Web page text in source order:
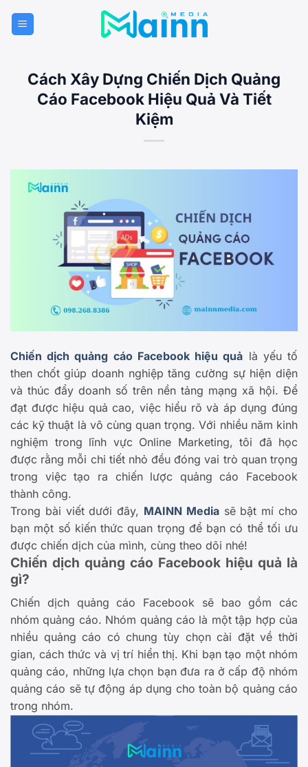
qua
Cách Xây Dựng Chiến Dịch Quảng
Cáo Facebook Hiệu Quả Và Tiết
Kiệm
Chiến dịch quảng cáo Facebook hiệu quả là yếu tố
then chốt giúp doanh nghiệp tăng cường sự hiện diện
và thúc đẩy doanh số trên nền tảng mạng xã hội. Để
đạt được hiệu quả cao, việc hiểu rõ và áp dụng đúng
các kỹ thuật là vô cùng quan trọng. Với nhiều năm kinh
nghiệm trong lĩnh vực Online Marketing, tôi đã học
được rằng mỗi chi tiết nhỏ đều đóng vai trò quan trọng
trong việc tạo ra chiến lược quảng cáo Facebook
thành công.
Trong bài viết dưới đây, MAINN Mediasẽ bật mí cho
bạn một số kiến thức quan trọng để bạn có thể tối ưu
được chiến dịch của mình, cùng theo dõi nhé!
Chiến dịch quảng cáo Facebook hiệu quả là
gì?
Chiến dịch quảng cáo Facebook sẽ bao gồm các
nhóm quảng cáo. Nhóm quảng cáo là một tập hợp của
nhiều quảng cáo có chung tùy chọn cài đặt về thời
gian, cách thức và vị trí hiển thị. Khi bạn tạo một nhóm
quảng cáo, những lựa chọn bạn đưa ra ở cấp độ nhóm
quảng cáo sẽ tự động áp dụng cho toàn bộ quảng cáo
trong nhóm.